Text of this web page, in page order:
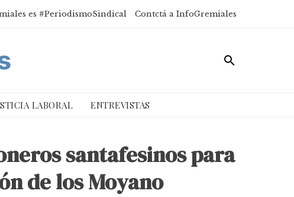
es #PeriodismoSindical Contctá a InfoGremiales
LABORAL ENTREVISTAS
santafesinos para
de los Moyano